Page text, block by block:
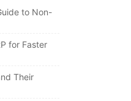
to Non-
for Faster
Their